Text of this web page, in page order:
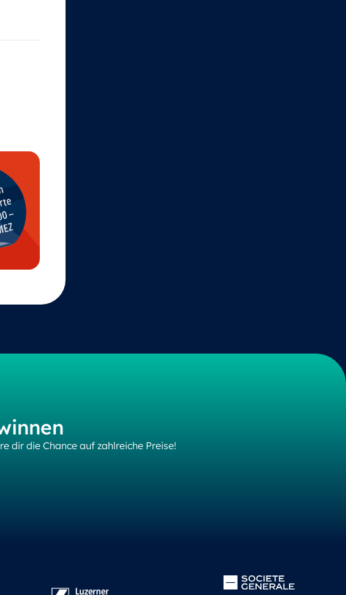
dir die Chance auf zahlreiche Preise!